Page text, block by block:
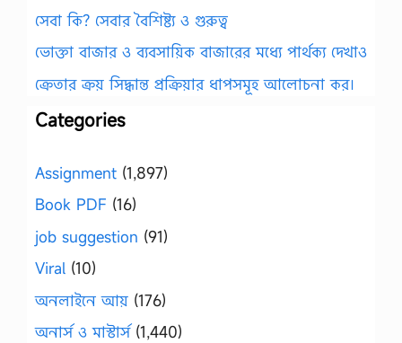
সেবা কি? সেবার বৈশিষ্ট্য ও গুরুত্ব
ভোক্তা বাজার ও ব্যবসায়িক বাজারের মধ্যে পার্থক্য দেখাও
ক্রেতার ক্রয় সিদ্ধান্ত প্রক্রিয়ার ধাপসমূহ আলোচনা কর।
Categories
Assignment (1,897)
Book PDF (16)
job suggestion (91)
Viral (10)
অনলাইনে আয় (176)
অনার্স ও মাস্টার্স(1,440)